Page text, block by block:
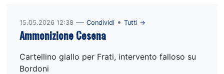
15.05.2026 12:38 — Condividi • Tutti →
Ammonizione Cesena
Cartellino giallo per Frati, intervento falloso su
Bordoni